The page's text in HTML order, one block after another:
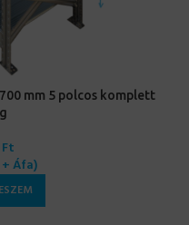
mm 5 polcos komplett
Ft
+ Áfa)